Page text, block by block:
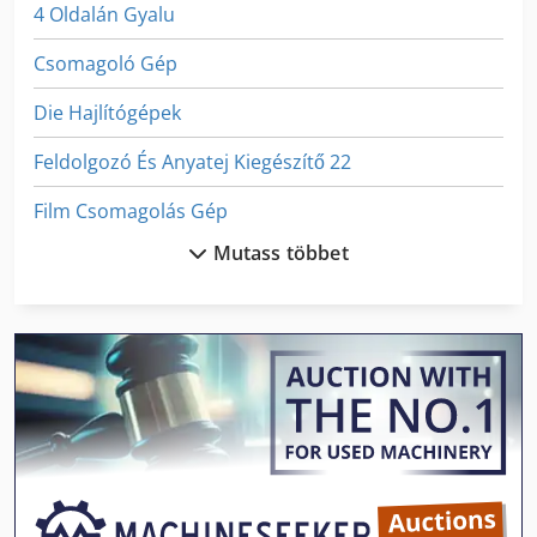
4 Oldalán Gyalu
Csomagoló Gép
Die Hajlítógépek
Feldolgozó És Anyatej Kiegészítő 22
Film Csomagolás Gép
Ga 11 Ff
Hajtogató Gép
Hajtogató Gép Tartozékok
Helyezze Be A Gép
Mutass többet